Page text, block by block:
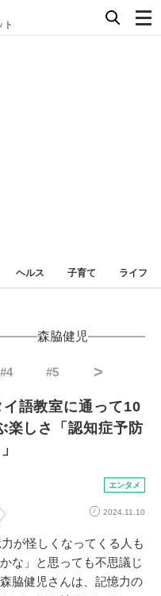
ト
ヘルス 子育て ライフ
森脇健児
#4 #5 >
イ語教室に通って10
楽しさ「認知症予防
エンタメ
2024.11.10
が怪しくなってくる人も
な」と思っても不思議じ
脇健児さんは、記憶力の